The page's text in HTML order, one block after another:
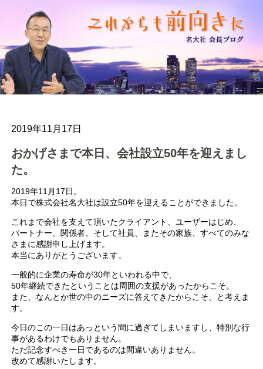
2019年11月17日
おかげさまで本日、会社設立50年を迎えまし
た。
2019年11月17日。
本日で株式会社名大社は設立50年を迎えることができました。
これまで会社を支えて頂いたクライアント、ユーザーはじめ、
パートナー、関係者、そして社員、またその家族、すべてのみな
さまに感謝申し上げます。
本当にありがとうございます。
一般的に企業の寿命が30年といわれる中で、
50年継続できたということは周囲の支援があったからこそ。
また、なんとか世の中のニーズに答えてきたからこそ、と考えま
す。
今日のこの一日はあっという間に過ぎてしまいますし、特別な行
事があるわけでもありません。
ただ記念すべき一日であるのは間違いありません。
改めて感謝いたします。